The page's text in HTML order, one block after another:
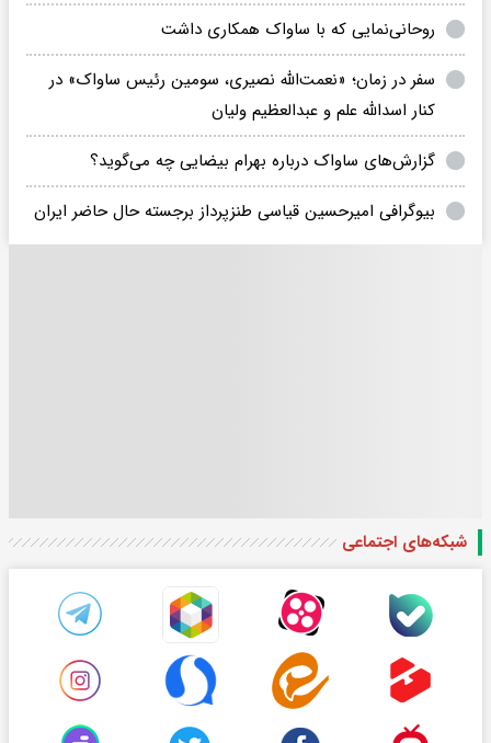
روحانی‌نمایی که با ساواک همکاری داشت
سفر در زمان؛ «نعمت‌الله نصیری، سومین رئیس ساواک» در
کنار اسدالله علم و عبدالعظیم ولیان
گزارش‌های ساواک درباره بهرام بیضایی چه می‌گوید؟
بیوگرافی امیرحسین قیاسی طنزپرداز برجسته حال حاضر ایران
شبکه‌های اجتماعی